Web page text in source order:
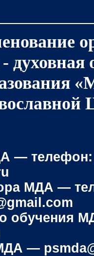
духовная
— телефон:
МДА —
обучения
—